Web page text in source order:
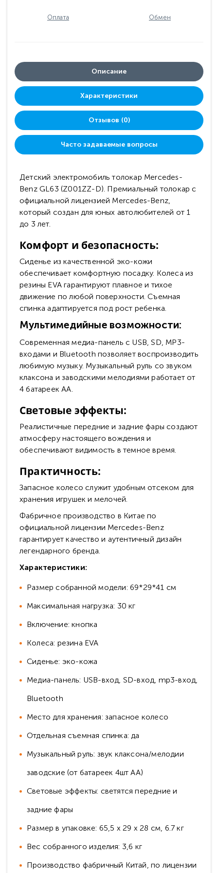
Оплата Обмен
Описание
Характеристики
Отзывов (0)
Часто задаваемые вопросы
Детский электромобиль толокар Mercedes-
Benz GL63 (Z001ZZ-D). Премиальный толокар с
официальной лицензией Mercedes-Benz,
который создан для юных автолюбителей от 1
до 3 лет.
Комфорт и безопасность:
Сиденье из качественной эко-кожи
обеспечивает комфортную посадку. Колеса из
резины EVA гарантируют плавное и тихое
движение по любой поверхности. Съемная
спинка адаптируется под рост ребенка.
Мультимедийные возможности:
Современная медиа-панель с USB, SD, MP3-
входами и Bluetooth позволяет воспроизводить
любимую музыку. Музыкальный руль со звуком
клаксона и заводскими мелодиями работает от
4 батареек AA.
Световые эффекты:
Реалистичные передние и задние фары создают
атмосферу настоящего вождения и
обеспечивают видимость в темное время.
Практичность:
Запасное колесо служит удобным отсеком для
хранения игрушек и мелочей.
Фабричное производство в Китае по
официальной лицензии Mercedes-Benz
гарантирует качество и аутентичный дизайн
легендарного бренда.
Характеристики:
Размер собранной модели: 69*29*41 см
Максимальная нагрузка: 30 кг
Включение: кнопка
Колеса: резина EVA
Сиденье: эко-кожа
Медиа-панель: USB-вход, SD-вход, mp3-вход,
Bluetooth
Место для хранения: запасное колесо
Отдельная съемная спинка: да
Музыкальный руль: звук клаксона/мелодии
заводские (от батареек 4шт AA)
Световые эффекты: светятся передние и
задние фары
Размер в упаковке: 65,5 x 29 x 28 см, 6.7 кг
Вес собранного изделия: 3,6 кг
Производство фабричный Китай, по лицензии